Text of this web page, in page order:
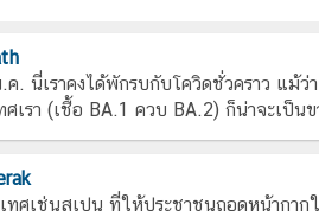
. นี่เราคงได้พักรบกับโควิดชั่วคราว แม้ว่
ศเรา (เชื้อ BA.1 ควบ BA.2) ก็น่าจะเ
เทศเช่นสเปน ที่ให้ประชาชนถอดหน้ากา